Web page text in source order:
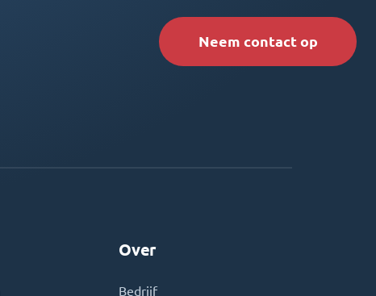
Neem contact op
Over
Bedrijf